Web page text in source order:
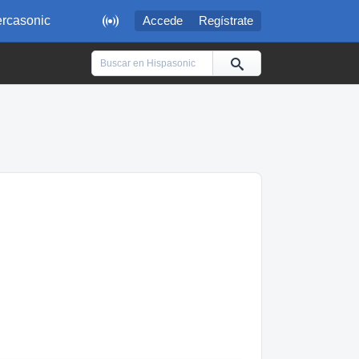
 Accede Regístrate